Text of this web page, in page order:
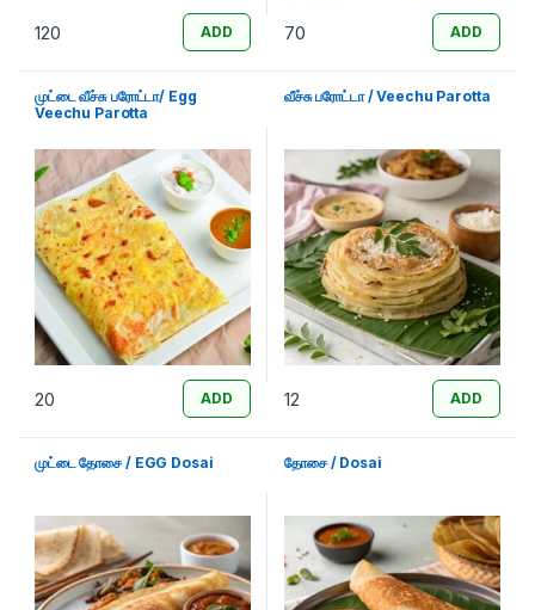
120 ADD 70 ADD
முட்டை வீச்சு பரோட்டா/ Egg
Veechu Parotta
20 ADD
வீச்சு பரோட்டா / Veechu Parotta
12 ADD
முட்டை தோசை / EGG Dosai தோசை / Dosai